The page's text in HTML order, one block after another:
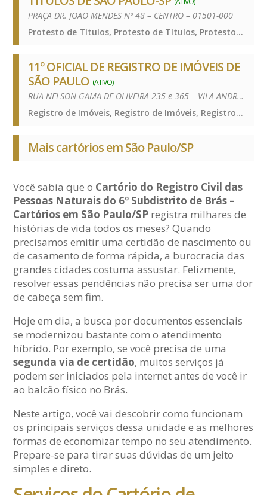
PRAÇA DR. JOÃO MENDES Nº 48 – CENTRO – 01501-000
Protesto de Títulos, Protesto de Títulos, Protesto de Títulos
11º OFICIAL DE REGISTRO DE IMÓVEIS DE
SÃO PAULO (ATIVO)
RUA NELSON GAMA DE OLIVEIRA 235 e 365 – VILA ANDRADE – 05734-150
Registro de Imóveis, Registro de Imóveis, Registro de Imóveis
Mais cartórios em São Paulo/SP
Você sabia que o Cartório do Registro Civil das
Pessoas Naturais do 6º Subdistrito de Brás –
Cartórios em São Paulo/SP registra milhares de
histórias de vida todos os meses? Quando
precisamos emitir uma certidão de nascimento ou
de casamento de forma rápida, a burocracia das
grandes cidades costuma assustar. Felizmente,
resolver essas pendências não precisa ser uma dor
de cabeça sem fim.
Hoje em dia, a busca por documentos essenciais
se modernizou bastante com o atendimento
híbrido. Por exemplo, se você precisa de uma
segunda via de certidão, muitos serviços já
podem ser iniciados pela internet antes de você ir
ao balcão físico no Brás.
Neste artigo, você vai descobrir como funcionam
os principais serviços dessa unidade e as melhores
formas de economizar tempo no seu atendimento.
Prepare-se para tirar suas dúvidas de um jeito
simples e direto.